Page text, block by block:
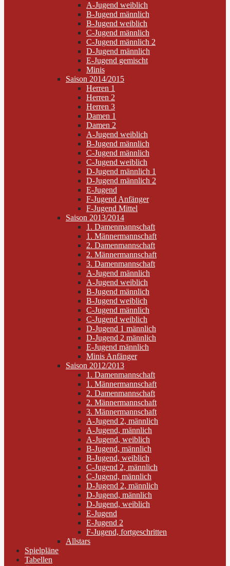
A-Jugend weiblich
B-Jugend männlich
B-Jugend weiblich
C-Jugend männlich
C-Jugend männlich 2
D-Jugend männlich
E-Jugend gemischt
Minis
Saison 2014/2015
Herren 1
Herren 2
Herren 3
Damen 1
Damen 2
A-Jugend weiblich
B-Jugend männlich
C-Jugend männlich
C-Jugend weiblich
D-Jugend männlich 1
D-Jugend männlich 2
E-Jugend
F-Jugend Anfänger
F-Jugend Mittel
Saison 2013/2014
1. Damenmannschaft
1. Männermannschaft
2. Damenmannschaft
2. Männermannschaft
3. Damenmannschaft
A-Jugend männlich
A-Jugend weiblich
B-Jugend männlich
B-Jugend weiblich
C-Jugend männlich
C-Jugend weiblich
D-Jugend 1 männlich
D-Jugend 2 männlich
E-Jugend männlich
Minis Anfänger
Saison 2012/2013
1. Damenmannschaft
1. Männermannschaft
2. Damenmannschaft
2. Männermannschaft
3. Männermannschaft
A-Jugend 2, männlich
A-Jugend, männlich
A-Jugend, weiblich
B-Jugend, männlich
B-Jugend, weiblich
C-Jugend 2, männlich
C-Jugend, männlich
D-Jugend 2, männlich
D-Jugend, männlich
D-Jugend, weiblich
E-Jugend
E-Jugend 2
F-Jugend, fortgeschritten
Allstars
Spielpläne
Tabellen